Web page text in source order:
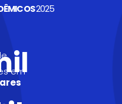
2025
em